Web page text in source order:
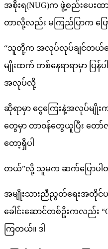
အစိုးရ(NUG)က ဖွဲ့စည်းပေး
တာလို့လည်း မကြည်ပြာက ပြေ
“သူတို့က အလုပ်လုပ်ချင်တယ်ပ
မျိုးထက် တစ်နေရာရာမှာ ပြန်ပ
အလုပ်လို့
ဆိုရာမှာ ငွေကြေးနဲ့အလုပ်မျိုး
တွေမှာ တာ၀န်တွေယူပြီး တ
တော့ရှိပါ
တယ်”လို့ သူမက ဆက်ပြောပါ
အမျိုးသားညီညွတ်ရေးအတိုင်ပင်
ခေါင်းဆောင်တစ်ဦးကလည်း
ကြတယ်။ ဒါ